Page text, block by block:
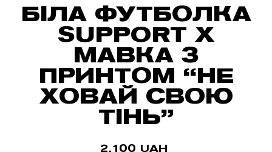
БІЛА ФУТБОЛКА
SUPPORT X
МАВКА З
ПРИНТОМ “НЕ
ХОВАЙ СВОЮ
ТІНЬ”
2,100 UAH